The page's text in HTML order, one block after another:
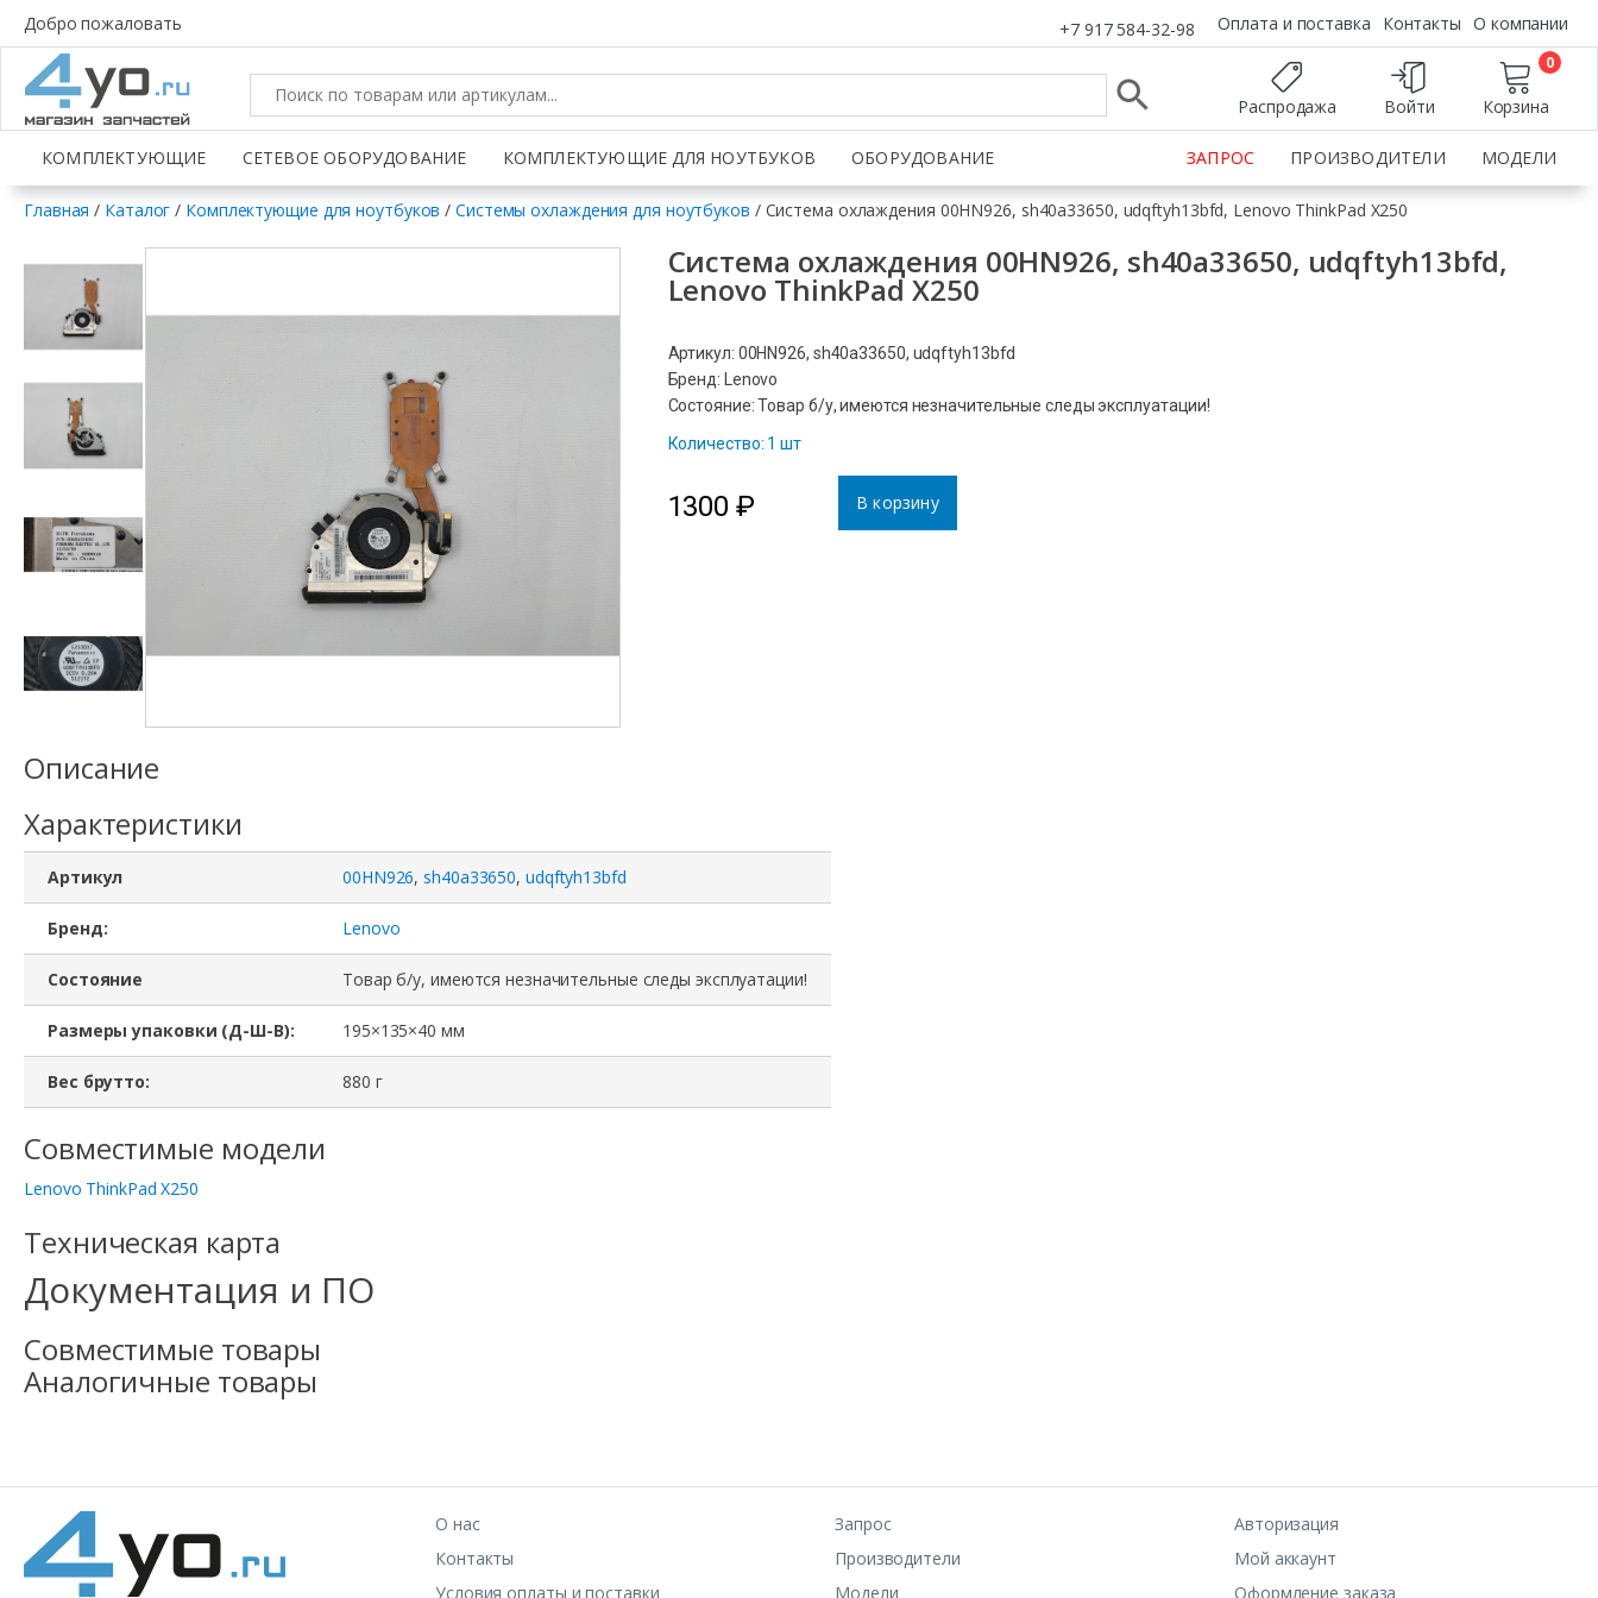
Добро пожаловать +7 917 584-32-98 Оплата и поставка Контакты О компании
Распродажа Войти Корзина
0
КОМПЛЕКТУЮЩИЕ СЕТЕВОЕ ОБОРУДОВАНИЕ КОМПЛЕКТУЮЩИЕ ДЛЯ НОУТБУКОВ ОБОРУДОВАНИЕ ЗАПРОС ПРОИЗВОДИТЕЛИ МОДЕЛИ
Главная / Каталог / Комплектующие для ноутбуков /Системы охлаждения для ноутбуков / Система охлаждения 00HN926, sh40a33650, udqftyh13bfd, Lenovo ThinkPad X250
Система охлаждения 00HN926, sh40a33650, udqftyh13bfd,
Lenovo ThinkPad X250
Артикул: 00HN926, sh40a33650, udqftyh13bfd
Бренд: Lenovo
Состояние: Товар б/у, имеются незначительные следы эксплуатации!
Количество: 1 шт
1300₽ В корзину
Описание
Характеристики
Артикул 00HN926,sh40a33650, udqftyh13bfd
Бренд: Lenovo
Состояние Товар б/у, имеются незначительные следы эксплуатации!
Размеры упаковки (Д-Ш-В): 195×135×40 мм
Вес брутто: 880 г
Совместимые модели
Lenovo ThinkPad X250
Техническая карта
Документация и ПО
Совместимые товары
Аналогичные товары
О нас
Контакты
Условия оплаты и поставки
Запрос
Производители
Модели
Авторизация
Мой аккаунт
Оформление заказа